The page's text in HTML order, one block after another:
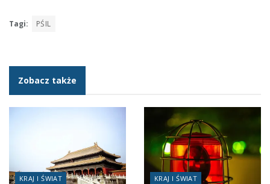
Tagi: PŚIL
Zobacz także
KRAJ I ŚWIAT KRAJ I ŚWIAT